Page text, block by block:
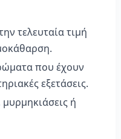
τελευταία τιμή
που έχουν
εξετάσεις.
ή